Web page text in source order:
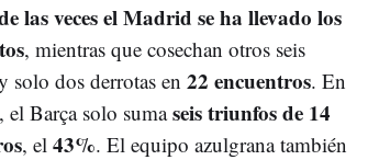
las veces el Madrid se ha llevado los
, mientras que cosechan otros seis
solo dos derrotas en 22 encuentros. En
el Barça solo sumaseis triunfos de 14
, el 43%. El equipo azulgrana también